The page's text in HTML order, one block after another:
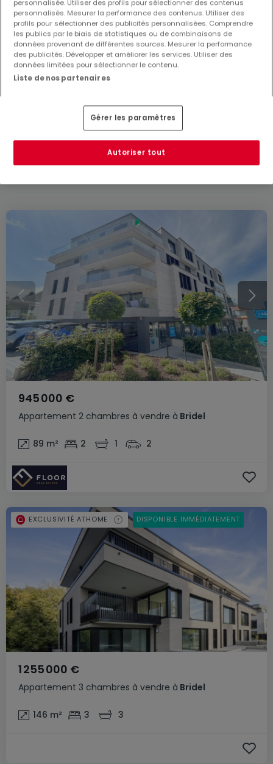
639 000 €
1 1
Appartement 2 chambres à vendre à Bridel
945 000 €
89 m² 2 1 2
Appartement 3 chambres à vendre à Bridel
1 255 000 €
146 m² 3 3
EXCLUSIVITÉ ATHOME DISPONIBLE IMMÉDIATEMENT
personnalisée. Utiliser des profils pour sélectionner des contenus
personnalisés. Mesurer la performance des contenus. Utiliser des
profils pour sélectionner des publicités personnalisées. Comprendre
les publics par le biais de statistiques ou de combinaisons de
données provenant de différentes sources. Mesurer la performance
des publicités. Développer et améliorer les services. Utiliser des
données limitées pour sélectionner le contenu.
Liste de nos partenaires
Gérer les paramètres
Autoriser tout